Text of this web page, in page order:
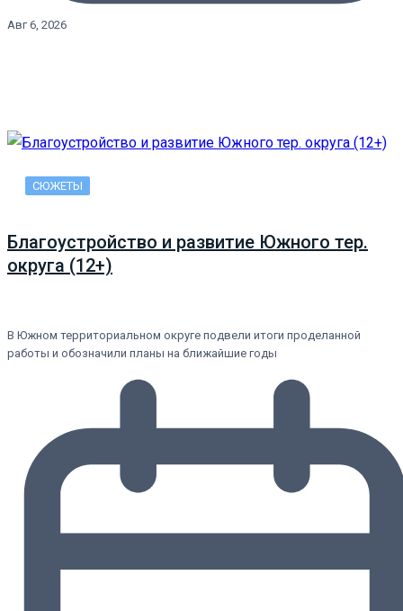
Авг 6, 2026
СЮЖЕТЫ
Благоустройство и развитие Южного тер.
округа (12+)
В Южном территориальном округе подвели итоги проделанной
работы и обозначили планы на ближайшие годы